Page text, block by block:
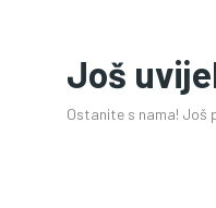
Još
Ostanite s nama! Još